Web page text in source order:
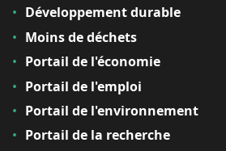
Développement durable
Moins de déchets
Portail de l'économie
Portail de l'emploi
Portail de l'environnement
Portail de la recherche